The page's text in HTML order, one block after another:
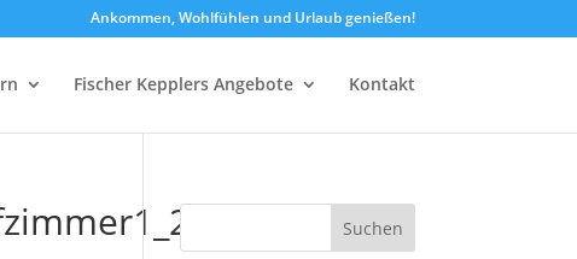
Ankommen, Wohlfühlen und Urlaub genießen!
Fischer Kepplers Angebote Kontakt